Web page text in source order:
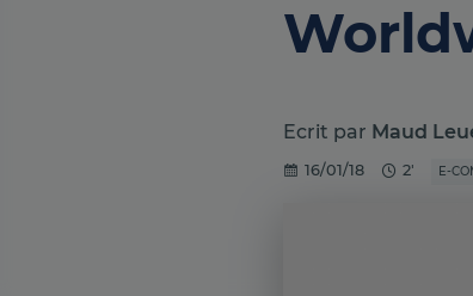
Ecrit par Maud
16/01/18 2' E-